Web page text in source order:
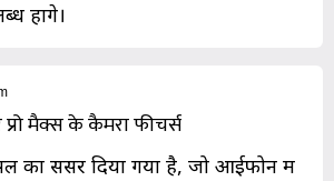
होंगे।
मैक्स के कैमरा फीचर्स
का सेंसर दिया गया है, जो आईफोन में